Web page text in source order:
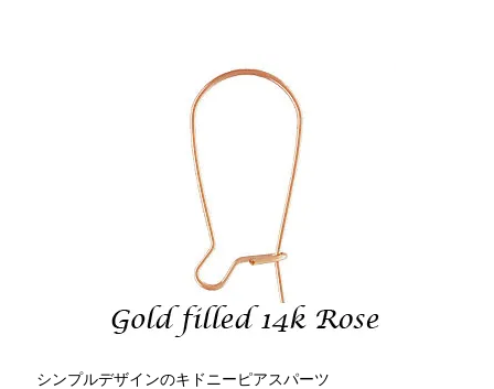
シンプルデザインのキドニーピアスパーツ